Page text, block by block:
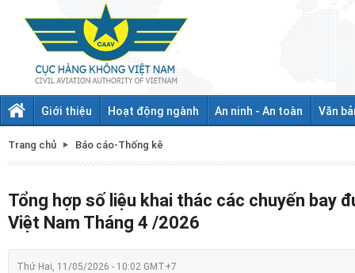
Giới thiệu Hoạt động ngành An ninh - An toàn Văn
Trang chủ Báo cáo-Thống kê
Tổng hợp số liệu khai thác các chuyến bay
Việt Nam Tháng 4 /2026
Thứ Hai, 11/05/2026 - 10:02 GMT+7